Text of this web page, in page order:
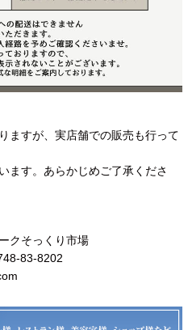
ますが、実店舗での販売も行って
ます。あらかじめご了承くださ
クそっくり市場
83-8202